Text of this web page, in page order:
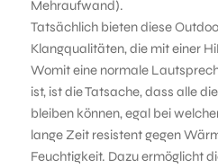
Mehraufwand).
Tatsächlich bieten diese
Klangqualitäten, die mit einer
Womit eine normale
ist, ist die Tatsache, dass alle
bleiben können, egal bei
lange Zeit resistent gegen
Feuchtigkeit. Dazu ermöglicht